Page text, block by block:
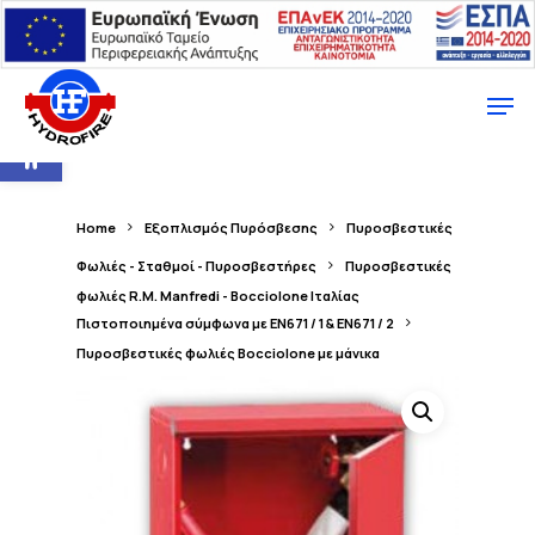
Ανοίξτε τη γραμμή εργαλείων
Home Εξοπλισμός Πυρόσβεσης Πυροσβεστικές
Φωλιές - Σταθμοί - Πυροσβεστήρες
Πυροσβεστικές
φωλιές R.M. Manfredi - Bocciolone Ιταλίας
Πιστοποιημένα σύμφωνα με EN671 / 1 & EN671 / 2
Πυροσβεστικές φωλιές Bocciolone με μάνικα